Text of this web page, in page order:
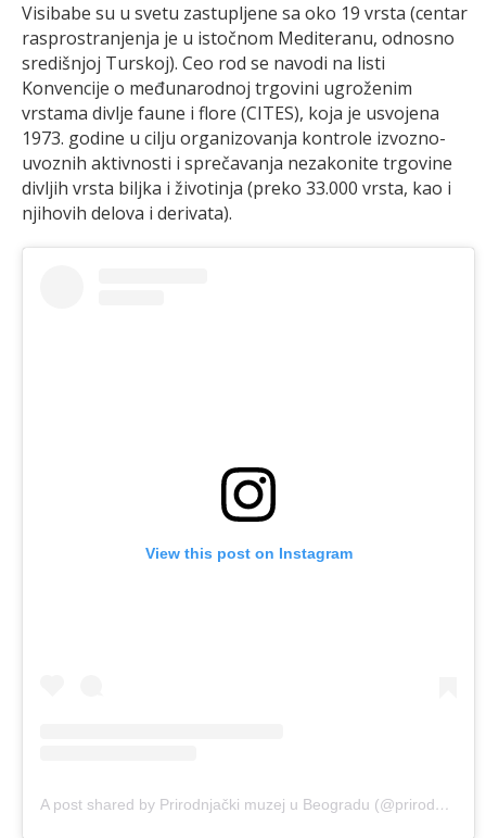
Visibabe su u svetu zastupljene sa oko 19 vrsta (centar
rasprostranjenja je u istočnom Mediteranu, odnosno
središnjoj Turskoj). Ceo rod se navodi na listi
Konvencije o međunarodnoj trgovini ugroženim
vrstama divlje faune i flore (CITES), koja je usvojena
1973. godine u cilju organizovanja kontrole izvozno-
uvoznih aktivnosti i sprečavanja nezakonite trgovine
divljih vrsta biljka i životinja (preko 33.000 vrsta, kao i
njihovih delova i derivata).
View this post on Instagram
A post shared by Prirodnjački muzej u Beogradu (@prirodnjacki_muzej)